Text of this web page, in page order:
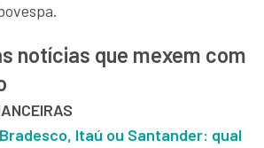
notícias que mexem com
Itaú ou Santander: qual